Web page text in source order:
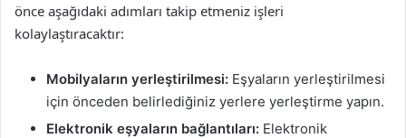
önce aşağıdaki adımları takip etmeniz işleri
kolaylaştıracaktır:
Mobilyaların yerleştirilmesi: Eşyaların yerleştirilmesi
için önceden belirlediğiniz yerlere yerleştirme yapın.
Elektronik eşyaların bağlantıları: Elektronik